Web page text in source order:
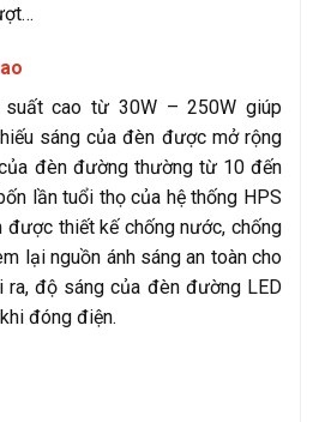
cao từ 30W – 250W giúp
sáng của đèn được mở rộng
đèn đường thường từ 10 đến
lần tuổi thọ của hệ thống HPS
được thiết kế chống nước, chống
lại nguồn ánh sáng an toàn cho
độ sáng của đèn đường LED
đóng điện.